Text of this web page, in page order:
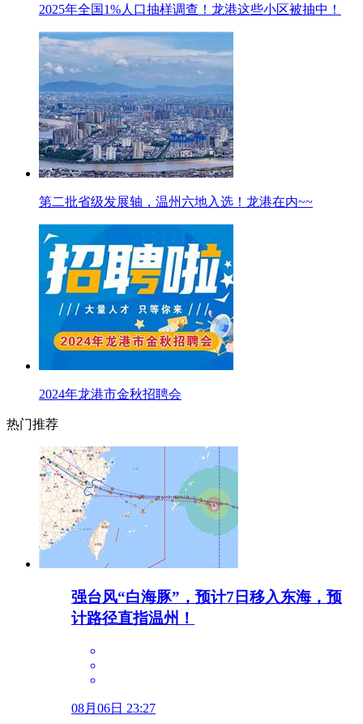
2025年全国1%人口抽样调查！龙港这些小区被抽中！
第二批省级发展轴，温州六地入选！龙港在内~~
2024年龙港市金秋招聘会
热门推荐
强台风“白海豚”，预计7日移入东海，预
计路径直指温州！
08月06日 23:27